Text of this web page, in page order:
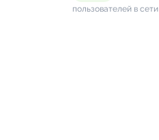
пользователей в сети